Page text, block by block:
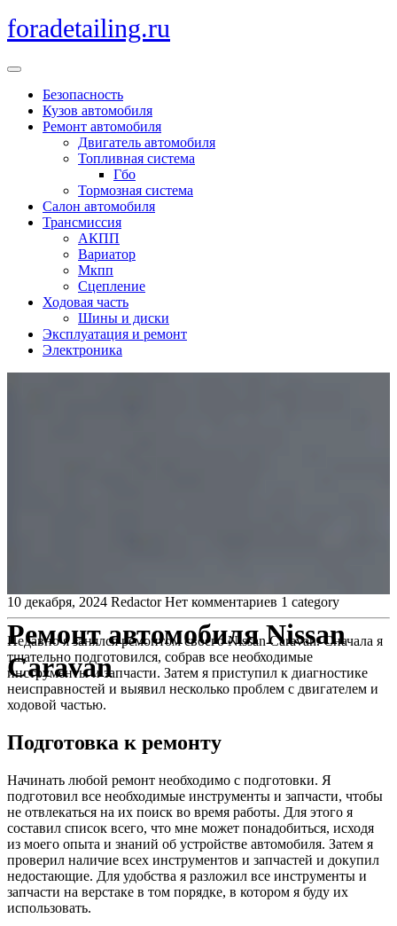
Перейти
к
foradetailing.ru
Кнопка
ОткрытьБезопасность
Кузов автомобиля
Ремонт автомобиля
Двигатель автомобиля
Топливная система
Гбо
Тормозная система
Салон автомобиля
Трансмиссия
АКПП
Вариатор
Мкпп
Сцепление
Ходовая часть
Шины и диски
Эксплуатация и ремонт
Электроника
Ремонт автомобиля Nissan
Caravan
10 декабря, 2024 Redactor Нет комментариев 1 category
Недавно я занялся ремонтом своего Nissan Caravan. Сначала я
тщательно подготовился, собрав все необходимые
инструменты и запчасти. Затем я приступил к диагностике
неисправностей и выявил несколько проблем с двигателем и
ходовой частью.
Подготовка к ремонту
Начинать любой ремонт необходимо с подготовки. Я
подготовил все необходимые инструменты и запчасти, чтобы
не отвлекаться на их поиск во время работы. Для этого я
составил список всего, что мне может понадобиться, исходя
из моего опыта и знаний об устройстве автомобиля. Затем я
проверил наличие всех инструментов и запчастей и докупил
недостающие. Для удобства я разложил все инструменты и
запчасти на верстаке в том порядке, в котором я буду их
использовать.